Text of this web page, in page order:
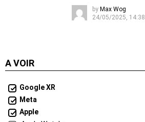
by Max Wog
24/05/2025, 14:38
A VOIR
Google XR
Meta
Apple